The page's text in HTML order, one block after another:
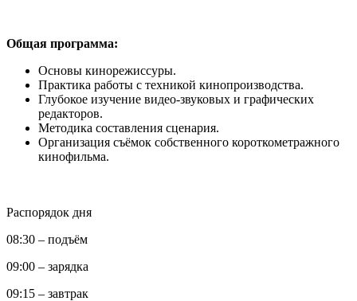
Общая программа:
Основы кинорежиссуры.
Практика работы с техникой кинопроизводства.
Глубокое изучение видео-звуковых и графических
редакторов.
Методика составления сценария.
Организация съёмок собственного короткометражного
кинофильма.
Распорядок дня
08:30 – подъём
09:00 – зарядка
09:15 – завтрак